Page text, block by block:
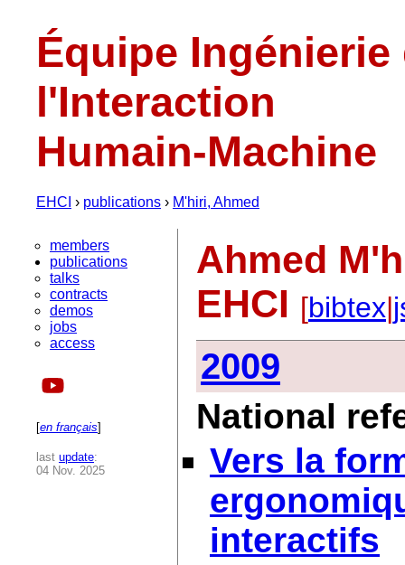
Équipe Ingénierie
l'Interaction
Humain-Machine
EHCI › publications › M'hiri, Ahmed
members
publications
talks
contracts
demos
jobs
access
[en français]
last update:
04 Nov. 2025
Ahmed
EHCI [bibtex|
2009
National
Vers la
interactifs